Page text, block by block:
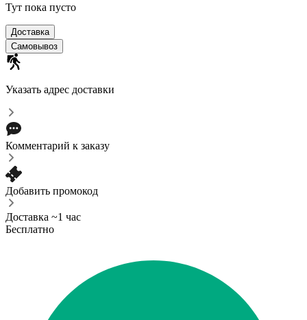
Тут пока пусто
Доставка
Самовывоз
Указать адрес доставки
Комментарий к заказу
Добавить промокод
Доставка ~1 час
Бесплатно